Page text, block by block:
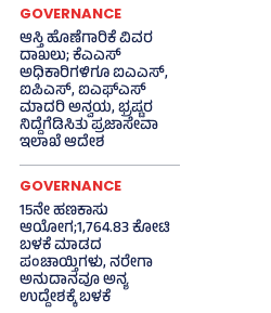
GOVERNANCE
ಆಸ್ತಿ ಹೊಣೆಗಾರಿಕೆ ವಿವರ
ದಾಖಲು; ಕೆಎಎಸ್
ಅಧಿಕಾರಿಗಳಿಗೂ ಐಎಎಸ್‌,
ಐಪಿಎಸ್‌, ಐಎಫ್‌ಎಸ್‌
ಮಾದರಿ ಅನ್ವಯ, ಭ್ರಷ್ಟರ
ನಿದ್ದೆಗೆಡಿಸಿತು ಪ್ರಜಾಸೇವಾ
ಇಲಾಖೆ ಆದೇಶ
GOVERNANCE
15ನೇ ಹಣಕಾಸು
ಆಯೋಗ;1,764.83 ಕೋಟಿ
ಬಳಕೆ ಮಾಡದ
ಪಂಚಾಯ್ತಿಗಳು, ನರೇಗಾ
ಅನುದಾನವೂ ಅನ್ಯ
ಉದ್ದೇಶಕ್ಕೆ ಬಳಕೆ